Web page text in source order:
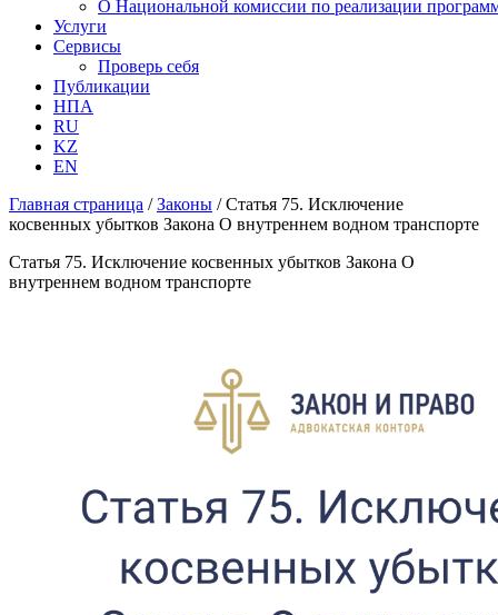
О Национальной комиссии по реализации
Услуги
Сервисы
Проверь себя
Публикации
НПА
RU
KZ
EN
Главная страница /Законы /Статья 75. Исключение
косвенных убытков Закона О внутреннем водном транспорте
Статья 75. Исключение косвенных убытков Закона О
внутреннем водном транспорте